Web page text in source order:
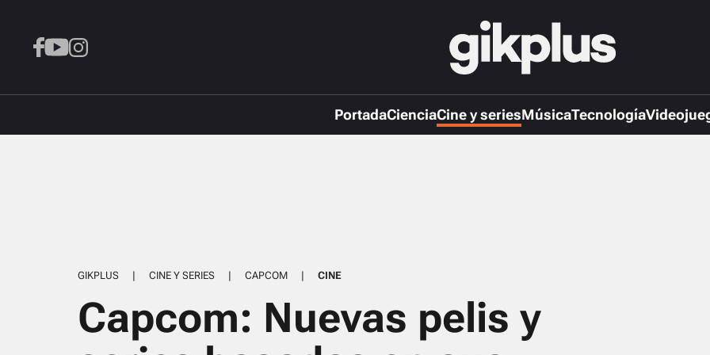
PortadaCienciaCine y seriesMúsicaTecnología
GIKPLUS | CINE Y SERIES | CAPCOM | CINE
Capcom: Nuevas pelis y